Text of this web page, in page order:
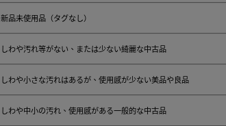
新品未使用品（タグなし）
しわや汚れ等がない、または少ない綺麗な中古品
しわや小さな汚れはあるが、使用感が少ない美品や良品
しわや中小の汚れ、使用感がある一般的な中古品